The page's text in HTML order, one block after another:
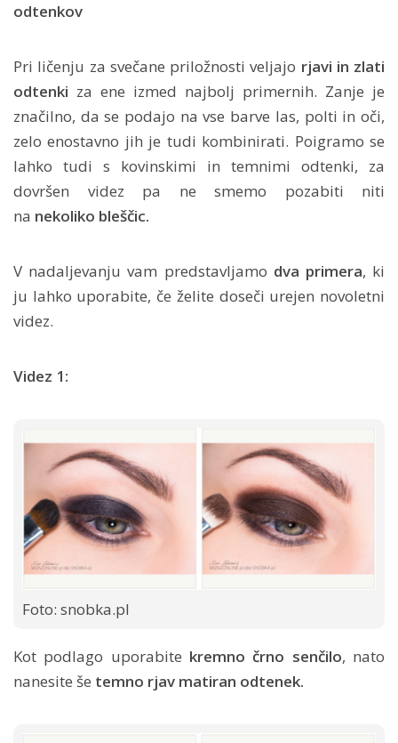
odtenkov
Pri ličenju za svečane priložnosti veljajo rjavi in zlati
odtenki za ene izmed najbolj primernih. Zanje je
značilno, da se podajo na vse barve las, polti in oči,
zelo enostavno jih je tudi kombinirati. Poigramo se
lahko tudi s kovinskimi in temnimi odtenki, za
dovršen videz pa ne smemo pozabiti niti
na nekoliko bleščic.
V nadaljevanju vam predstavljamo dva primera, ki
ju lahko uporabite, če želite doseči urejen novoletni
videz.
Videz 1:
Foto: snobka.pl
Kot podlago uporabite kremno črno senčilo, nato
nanesite še temno rjav matiran odtenek.